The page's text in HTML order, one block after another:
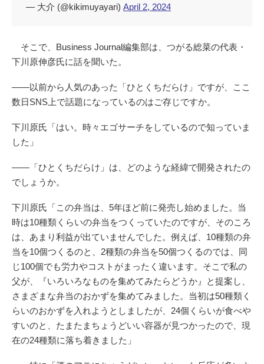
— 大介 (@kikimuyayari) April 2, 2024
そこで、Business Journal編集部は、つがる総菜の代表・
下川原伸彦氏に話を聞いた。
――以前から人気のあった「ひとくちだらけ」ですが、ここ
数日SNS上で話題になっているのはご存じですか。
下川原氏「はい。時々エゴサーチをしているので知っていま
した」
――「ひとくちだらけ」は、どのような経緯で開発されたの
でしょうか。
下川原氏「この弁当は、5年ほど前に発売し始めました。当
時は10種類くらいの弁当をつくっていたのですが、そのころ
は、あまり利益が出ていませんでした。例えば、10種類の弁
当を10個つくるのと、2種類の弁当を50個つくるのでは、同
じ100個でも労力やコストがまったく違います。そこで私の
父が、『いろいろなものを集めてみたらどうか』と提案し、
さまざまな弁当のおかずを集めてみました。当初は50種類く
らいのおかずを入れようとしましたが、24個くらいが食べや
すいのと、たまたまちょうどいい容器が見つかったので、現
在の24種類に落ち着きました」